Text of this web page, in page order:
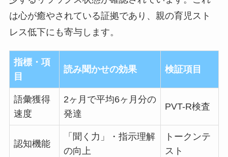
は心が癒やされている証拠であり、親の育児スト
レス低下にも寄与します。
指標・項
目
読み聞かせの効果 検証項目
語彙獲得
速度
2ヶ月で平均6ヶ月分の
発達
PVT-R検査
認知機能
「聞く力」・指示理解
の向上
トークンテ
スト